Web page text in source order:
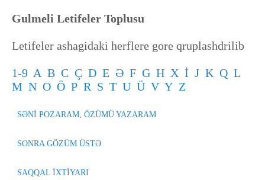
Gulmeli Letifeler Toplusu
Letifeler ashagidaki herflere gore qruplashdrilib
1-9 A B C Ç D E Ə F G H X İ J K Q L
M N O Ö P R S T U Ü V Y Z
SƏNİ POZARAM, ÖZÜMÜ YAZARAM
SONRA GÖZÜM ÜSTƏ
SAQQAL İXTİYARI